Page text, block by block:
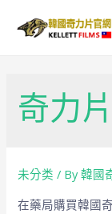
奇力
未分类 / By韓國
在藥局購買韓國